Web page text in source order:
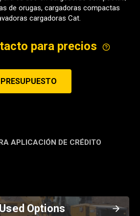
de orugas, cargadoras compactas
cargadoras Cat.
para precios
APLICACIÓN DE CRÉDITO
Options